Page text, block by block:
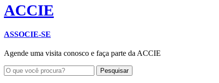
ACCIE
ASSOCIE-SE
Agende uma visita conosco e faça parte da ACCIE